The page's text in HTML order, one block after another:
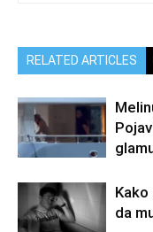
RELATED ARTICLES
da